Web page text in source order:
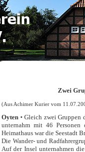
Zwei
(Aus Achimer Kurier vom
Oyten • Gleich zwei Gruppen
unternahm mit 46 Personen
Heimathaus war die Seestadt
Die Wander- und
Auf der Insel unternahmen